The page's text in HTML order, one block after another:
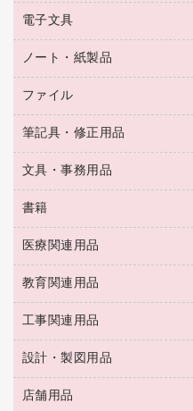
ハンドソープ・石鹸
トイレ用品
トイレ用洗剤
ティッシュペーパー
ダストボックス
タオル・アメニティ用品
スリッパ・サンダル・シ
スポーツ・レジャー用品
ゴミ袋
キッチン用品
食品添加物製品
タイムレコーダー
シュレッダ
ＯＨＰ用品
乾電池・充電池
フィルム・カメラ用品
デスクライト
アルバム
掃除機・クリーナー
空調・季節家電
その他電化製品
キッチン・調理家電
ＯＡタップ／延長コード
電子文具
電卓
ラベルテープ
その他電子文具
ノート・紙製品
封筒
粘着メモ
伝票
典礼用品
帳簿
額縁
各種用紙
ルーズリーフ
ファイル
名刺整理用品
板目表紙・綴込表紙
背幅が伸びるファイル
統一伝票用ファイル
収納保存用品
レターファイル
リングファイル
プレゼン用ファイル
筆記具・修正用品
万年筆
筆ペン
消しゴム
修正液・修正ペン
修正テープ
鉛筆
マーキングペン（油性）
マーキングペン（水性）
文具・事務用品
輪ゴム
両面テープ
名札
保管・整理用品
壁面／足元収納
備品／小物ケース
透明テープ 事務用
書籍
パソコンソフト
医療関連用品
保健用品
使い捨て手袋
感染症対策用品
介護用品
医療関連用品
教育関連用品
教育関連用品
工事関連用品
工事関連用品
屋外用品
設計・製図用品
設計・製図用品
店舗用品